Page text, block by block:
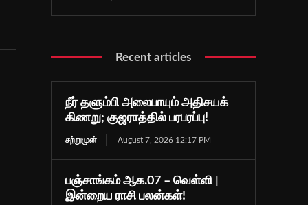
Recent articles
நீர் தளும்பி அலைபாயும் அதிசயக்
கிணறு; குஜராத்தில் பரபரப்பு!
சற்றுமுன் August 7, 2026 12:17 PM
பஞ்சாங்கம் ஆக.07 – வெள்ளி |
இன்றைய ராசி பலன்கள்!